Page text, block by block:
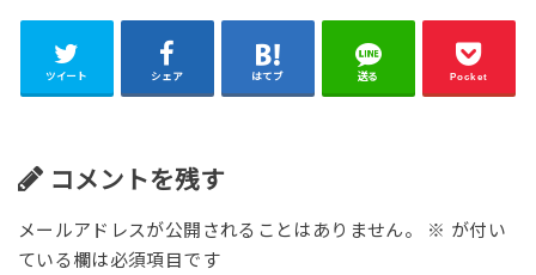
ツイート シェア はてブ 送る Pocket
コメントを残す
メールアドレスが公開されることはありません。 ※ が付い
ている欄は必須項目です